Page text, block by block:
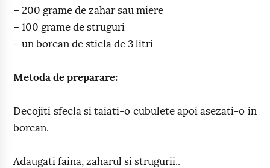
– 200 grame de zahar sau miere
– 100 grame de struguri
– un borcan de sticla de 3 litri
Metoda de preparare:
Decojiti sfecla si taiati-o cubulete apoi asezati-o in
borcan.
Adaugati faina, zaharul si strugurii..